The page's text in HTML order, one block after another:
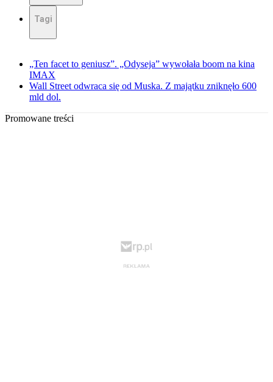
Tagi
„Ten facet to geniusz”. „Odyseja” wywołała boom na kina
IMAX
Wall Street odwraca się od Muska. Z majątku zniknęło 600
mld dol.
Promowane treści